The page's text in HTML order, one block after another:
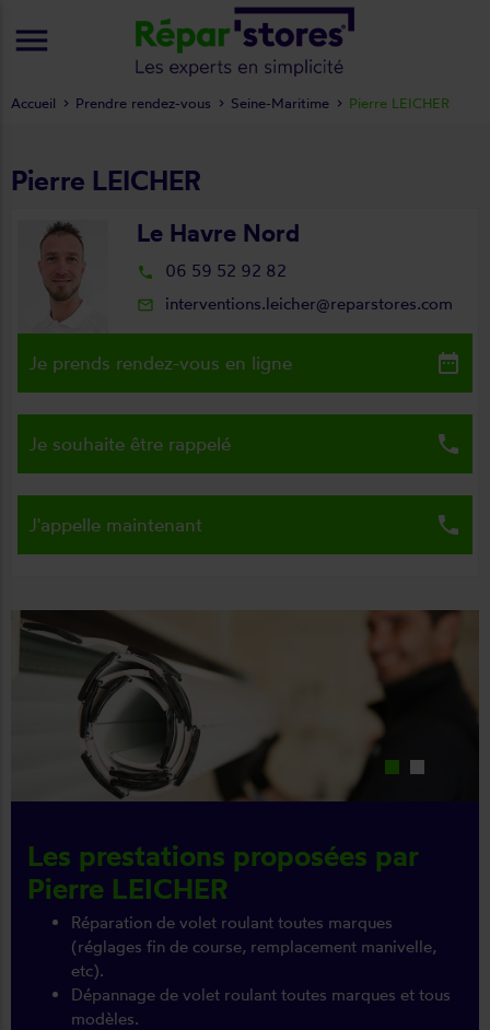
Accueil Prendre rendez-vous Seine-Maritime Pierre LEICHER
Pierre LEICHER
Le Havre Nord
local_phone 06 59 52 92 82
mail_outline interventions.leicher@reparstores.com
Je prends rendez-vous en ligne date_range
Je souhaite être rappelé local_phone
J'appelle maintenant local_phone
Les prestations proposées par
Pierre LEICHER
Réparation de volet roulant toutes marques
(réglages fin de course, remplacement manivelle,
etc).
Dépannage de volet roulant toutes marques et tous
modèles.
menu